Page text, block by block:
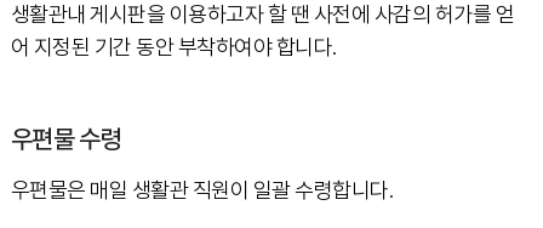
생활관내 게시판을 이용하고자 할 땐 사전에 사감의 허가를 얻
어 지정된 기간 동안 부착하여야 합니다.
우편물 수령
우편물은 매일 생활관 직원이 일괄 수령합니다.